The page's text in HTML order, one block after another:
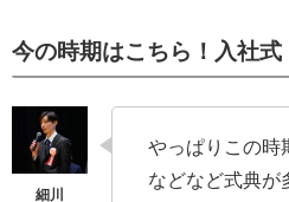
今の時期はこちら！入社式
やっぱりこの時
などなど式典が